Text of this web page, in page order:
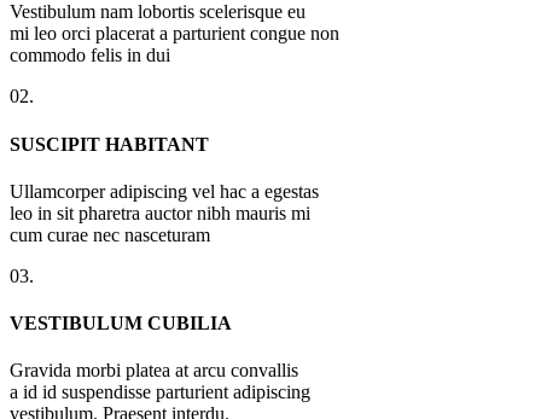
Vestibulum nam lobortis scelerisque eu
mi leo orci placerat a parturient congue non
commodo felis in dui
02.
SUSCIPIT HABITANT
Ullamcorper adipiscing vel hac a egestas
leo in sit pharetra auctor nibh mauris mi
cum curae nec nasceturam
03.
VESTIBULUM CUBILIA
Gravida morbi platea at arcu convallis
a id id suspendisse parturient adipiscing
vestibulum. Praesent interdu.